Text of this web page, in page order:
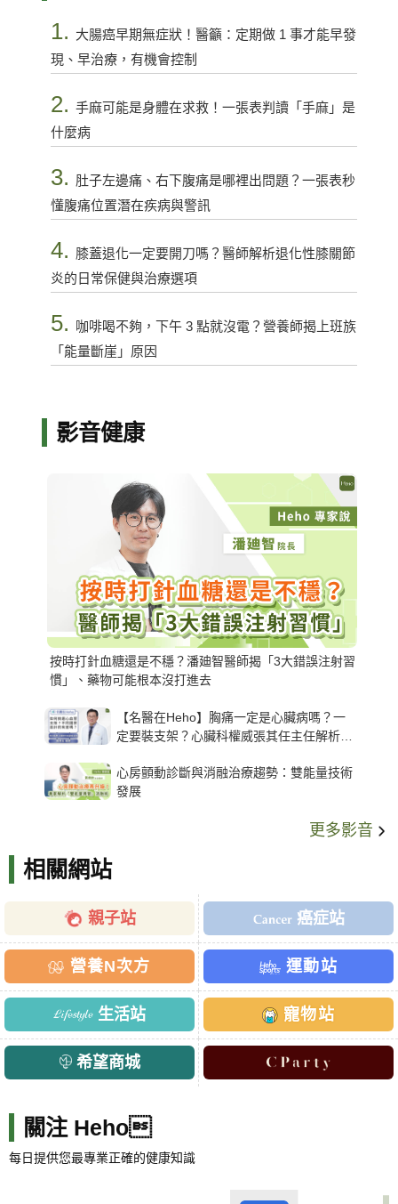
1. 大腸癌早期無症狀！醫籲：定期做 1 事才能早發
現、早治療，有機會控制
2. 手麻可能是身體在求救！一張表判讀「手麻」是
什麼病
3. 肚子左邊痛、右下腹痛是哪裡出問題？一張表秒
懂腹痛位置潛在疾病與警訊
4. 膝蓋退化一定要開刀嗎？醫師解析退化性膝關節
炎的日常保健與治療選項
5.
咖啡喝不夠，下午 3 點就沒電？營養師揭上班族
「能量斷崖」原因
影音健康
按時打針血糖還是不穩？潘廸智醫師揭「3大錯誤注射習
慣」、藥物可能根本沒打進去
【名醫在Heho】胸痛一定是心臟病嗎？一
定要裝支架？心臟科權威張其任主任解析支
心房顫動診斷與消融治療趨勢：雙能量技術
發展
更多影音
相關網站
親子站 癌症站
營養N次方 運動站
生活站 寵物站
希望商城
關注 Heho
每日提供您最專業正確的健康知識